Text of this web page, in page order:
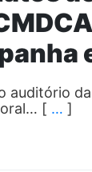
[ … ]